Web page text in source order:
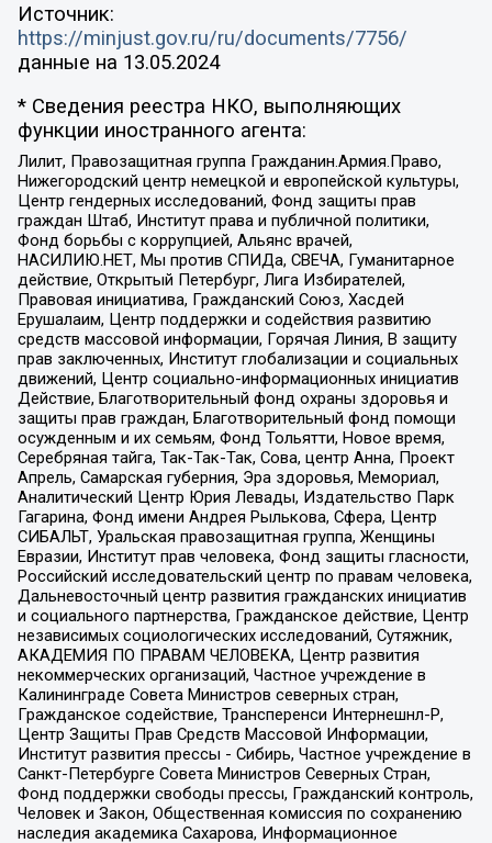
Источник:
https://minjust.gov.ru/ru/documents/7756/
данные на 13.05.2024
* Сведения реестра НКО, выполняющих
функции иностранного агента:
Лилит, Правозащитная группа Гражданин.Армия.Право,
Нижегородский центр немецкой и европейской культуры,
Центр гендерных исследований, Фонд защиты прав
граждан Штаб, Институт права и публичной политики,
Фонд борьбы с коррупцией, Альянс врачей,
НАСИЛИЮ.НЕТ, Мы против СПИДа, СВЕЧА, Гуманитарное
действие, Открытый Петербург, Лига Избирателей,
Правовая инициатива, Гражданский Союз, Хасдей
Ерушалаим, Центр поддержки и содействия развитию
средств массовой информации, Горячая Линия, В защиту
прав заключенных, Институт глобализации и социальных
движений, Центр социально-информационных инициатив
Действие, Благотворительный фонд охраны здоровья и
защиты прав граждан, Благотворительный фонд помощи
осужденным и их семьям, Фонд Тольятти, Новое время,
Серебряная тайга, Так-Так-Так, Сова, центр Анна, Проект
Апрель, Самарская губерния, Эра здоровья, Мемориал,
Аналитический Центр Юрия Левады, Издательство Парк
Гагарина, Фонд имени Андрея Рылькова, Сфера, Центр
СИБАЛЬТ, Уральская правозащитная группа, Женщины
Евразии, Институт прав человека, Фонд защиты гласности,
Российский исследовательский центр по правам человека,
Дальневосточный центр развития гражданских инициатив
и социального партнерства, Гражданское действие, Центр
независимых социологических исследований, Сутяжник,
АКАДЕМИЯ ПО ПРАВАМ ЧЕЛОВЕКА, Центр развития
некоммерческих организаций, Частное учреждение в
Калининграде Совета Министров северных стран,
Гражданское содействие, Трансперенси Интернешнл-Р,
Центр Защиты Прав Средств Массовой Информации,
Институт развития прессы - Сибирь, Частное учреждение в
Санкт-Петербурге Совета Министров Северных Стран,
Фонд поддержки свободы прессы, Гражданский контроль,
Человек и Закон, Общественная комиссия по сохранению
наследия академика Сахарова, Информационное